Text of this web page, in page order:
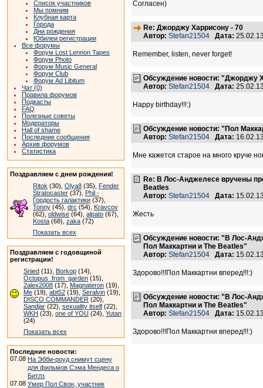
Список участников
Мы помним
Клубная карта
Города
Дни рождения
Юбилеи регистрации
Все форумы
Форум Lost Lennon Tapes
Форум Photo
Форум Music General
Форум Club
Форум Ad Libitum
Чат (0)
Правила форумов
Подкасты
FAQ
Полезные советы
Модераторы
Hall of shame
Последние сообщения
Архив форумов
Статистика
Поздравляем с днем рождения!
Ritok (30), Olya8 (35), Fender
Stratocaster (37), Phil -
Гордость галактики (37),
Tonny (45), drc (54), Kravcov
(62), oldwise (64), alpato (67),
Kosta (68), zaka (72)
Показать всех
Поздравляем с годовщиной
регистрации!
Snied (11), Borkop (14),
Octopus_from_garden (15),
2alex2008 (17), Magnateron (19),
Me (19), abt52 (19), Seralvin (19),
DISCO COMMANDER (20),
Sandjar (22), sexuality itself (22),
WKH (23), one of YOU (24), Yutan
(24)
Показать всех
Последние новости:
07.08 На Эбби-роуд снимут сцену
для фильмов Сэма Мендеса о
Битлз
07.08 Умер Пол Свон, участник
Согласен)
Re: Джорджу Харрисону - 70
Автор: Stefan21504 Дата:
Remember, listen, never forget!
Обсуждение новости: "Джорджу
Автор: Stefan21504 Дата:
Happy birthday!!!:)
Обсуждение новости: "Пол
Автор: Stefan21504 Дата:
Мне кажется старое на много круче
Re: В Лос-Анджелесе вручены
Beatles
Автор: Stefan21504 Дата:
Жесть
Обсуждение новости: "В Лос-
Пол Маккартни и The Beatles"
Автор: Stefan21504 Дата:
Здорово!!!Пол Маккартни вперед!!!:)
Обсуждение новости: "В Лос-
Пол Маккартни и The Beatles"
Автор: Stefan21504 Дата:
Здорово!!!Пол Маккартни вперед!!!:)